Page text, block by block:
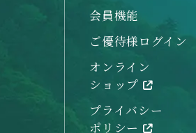
会員機能
ご優待様ログイン
オンライン
ショップ
プライバシー
ポリシー